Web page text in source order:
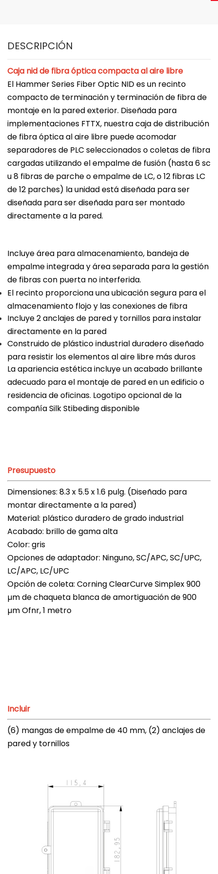
DESCRIPCIÓN
Caja nid de fibra óptica compacta al aire libre
El Hammer Series Fiber Optic NID es un recinto
compacto de terminación y terminación de fibra de
montaje en la pared exterior. Diseñada para
implementaciones FTTX, nuestra caja de distribución
de fibra óptica al aire libre puede acomodar
separadores de PLC seleccionados o coletas de fibra
cargadas utilizando el empalme de fusión (hasta 6 sc
u 8 fibras de parche o empalme de LC, o 12 fibras LC
de 12 parches) la unidad está diseñada para ser
diseñada para ser diseñada para ser montado
directamente a la pared.
Incluye área para almacenamiento, bandeja de
empalme integrada y área separada para la gestión
de fibras con puerta no interferida.
El recinto proporciona una ubicación segura para el
almacenamiento flojo y las conexiones de fibra
Incluye 2 anclajes de pared y tornillos para instalar
directamente en la pared
Construido de plástico industrial duradero diseñado
para resistir los elementos al aire libre más duros
La apariencia estética incluye un acabado brillante
adecuado para el montaje de pared en un edificio o
residencia de oficinas. Logotipo opcional de la
compañía Silk Stibeding disponible
Presupuesto
Dimensiones: 8.3 x 5.5 x 1.6 pulg. (Diseñado para
montar directamente a la pared)
Material: plástico duradero de grado industrial
Acabado: brillo de gama alta
Color: gris
Opciones de adaptador: Ninguno, SC/APC, SC/UPC,
LC/APC, LC/UPC
Opción de coleta: Corning ClearCurve Simplex 900
µm de chaqueta blanca de amortiguación de 900
µm Ofnr, 1 metro
Incluir
(6) mangas de empalme de 40 mm, (2) anclajes de
pared y tornillos